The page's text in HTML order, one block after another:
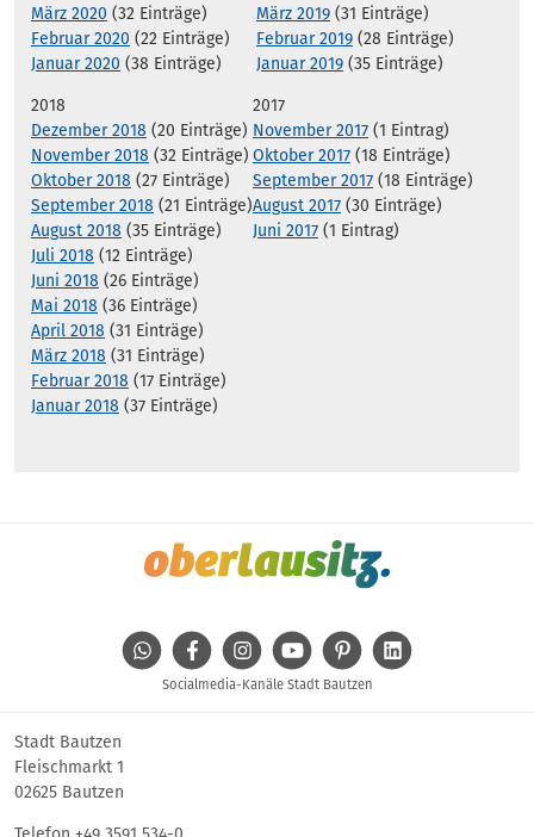
März 2020 (32 Einträge)
Februar 2020 (22 Einträge)
Januar 2020 (38 Einträge)
März 2019 (31 Einträge)
Februar 2019 (28 Einträge)
Januar 2019 (35 Einträge)
2018
Dezember 2018 (20 Einträge)
November 2018 (32 Einträge)
Oktober 2018 (27 Einträge)
September 2018 (21 Einträge)
August 2018 (35 Einträge)
Juli 2018 (12 Einträge)
Juni 2018 (26 Einträge)
Mai 2018 (36 Einträge)
April 2018 (31 Einträge)
März 2018 (31 Einträge)
Februar 2018 (17 Einträge)
Januar 2018 (37 Einträge)
2017
November 2017 (1 Eintrag)
Oktober 2017 (18 Einträge)
September 2017 (18 Einträge)
August 2017 (30 Einträge)
Juni 2017 (1 Eintrag)
WhatsAppFacebookInstagramYoutube Pinterest
Socialmedia-Kanäle Stadt Bautzen
Stadt Bautzen
Fleischmarkt 1
02625 Bautzen